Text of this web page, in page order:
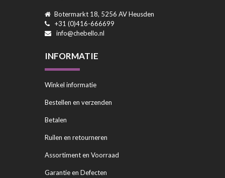
Botermarkt 18, 5256 AV Heusden
+31 (0)416-666699
info@chebello.nl
INFORMATIE
Winkel informatie
Bestellen en verzenden
Betalen
Ruilen en retourneren
Assortiment en Voorraad
Garantie en Defecten